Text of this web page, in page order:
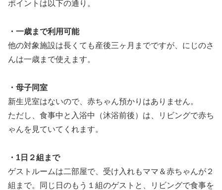
ポイントは以下の通り。
・一歳まで利用可能
他の対象施設は長くても産後三ヶ月までですが、にじのさ
んは一歳まで使えます。
・母子同室
新生児室はないので、赤ちゃん預かりはありません。
ただし、食事中と入浴中（沐浴前後）は、リビングで赤ち
ゃんを見ていてくれます。
・1日２組まで
ゲストルームは二部屋で、受け入れもママ＆赤ちゃんが２
組まで。同じ日のもう１組のゲストと、リビングで食事を